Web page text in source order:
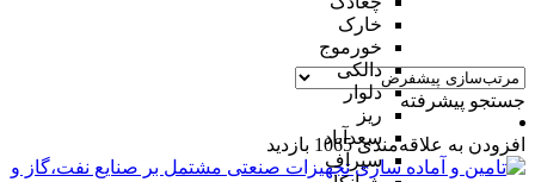
خارک
خورموج
دالکی
دلوار
ریز
سعدآباد
سیراف
جستجو پیشرفته
افزودن به علاقه‌مندی 1065 بازدید